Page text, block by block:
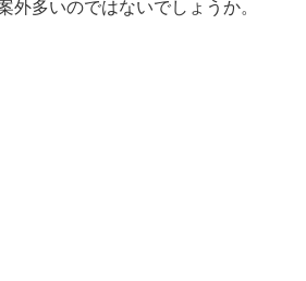
外多いのではないでしょうか。